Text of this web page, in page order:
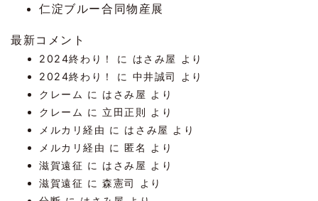
仁淀ブルー合同物産展
最新コメント
2024終わり！ に はさみ屋
より
2024終わり！
に 中井誠司
より
クレーム に はさみ屋 より
クレーム に 立田正則 より
メルカリ経由 に はさみ屋 より
メルカリ経由 に匿名
より
滋賀遠征 に はさみ屋 より
滋賀遠征 に森憲司
より